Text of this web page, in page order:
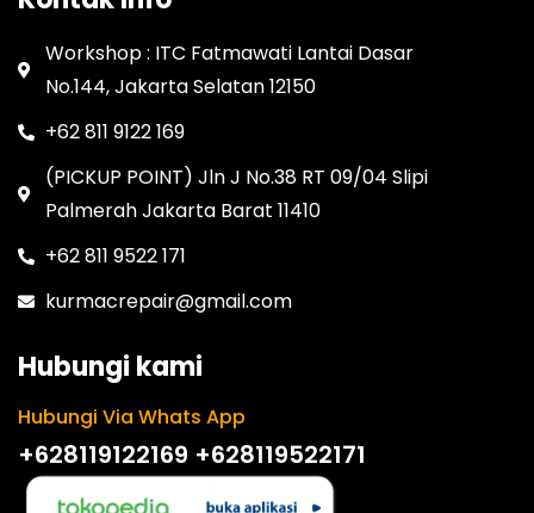
Workshop : ITC Fatmawati Lantai Dasar
No.144, Jakarta Selatan 12150
+62 811 9122 169
(PICKUP POINT) Jln J No.38 RT 09/04 Slipi
Palmerah Jakarta Barat 11410
+62 811 9522 171
kurmacrepair@gmail.com
Hubungi kami
Hubungi Via Whats App
+628119122169 +628119522171